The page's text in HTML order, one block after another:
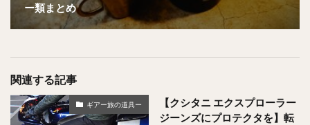
ー類まとめ
関連する記事
ギアー旅の道具ー
【クシタニ エクスプローラー
ジーンズにプロテクタを】転